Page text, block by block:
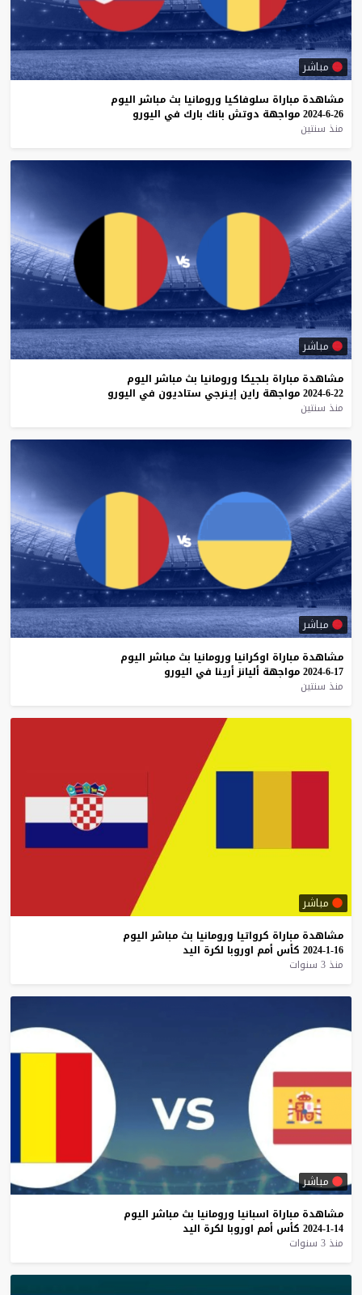
مباشر
مشاهدة مباراة سلوفاكيا ورومانيا بث مباشر اليوم
26-6-2024
مواجهة دوتش بانك بارك في اليورو
منذ سنتين
مباشر
مشاهدة مباراة بلجيكا ورومانيا بث مباشر اليوم
22-6-2024
مواجهة راين إينرجي ستاديون في اليورو
منذ سنتين
مباشر
مشاهدة مباراة اوكرانيا ورومانيا بث مباشر اليوم
17-6-2024
مواجهة أليانز أرينا في اليورو
منذ سنتين
مباشر
مشاهدة مباراة كرواتيا ورومانيا بث مباشر اليوم
16-1-2024
كأس أمم اوروبا لكرة اليد
منذ 3 سنوات
مباشر
مشاهدة مباراة اسبانيا ورومانيا بث مباشر اليوم
14-1-2024
كأس أمم اوروبا لكرة اليد
منذ 3 سنوات